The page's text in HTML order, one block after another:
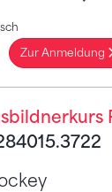
Zur Anmeldung